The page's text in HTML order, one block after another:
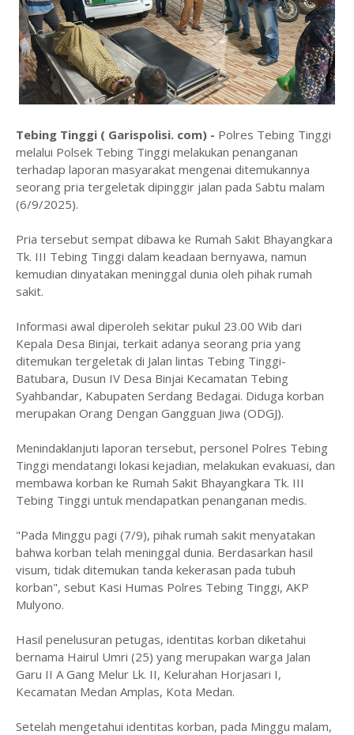
Tebing Tinggi ( Garispolisi. com) - Polres Tebing Tinggi
melalui Polsek Tebing Tinggi melakukan penanganan
terhadap laporan masyarakat mengenai ditemukannya
seorang pria tergeletak dipinggir jalan pada Sabtu malam
(6/9/2025).
Pria tersebut sempat dibawa ke Rumah Sakit Bhayangkara
Tk. III Tebing Tinggi dalam keadaan bernyawa, namun
kemudian dinyatakan meninggal dunia oleh pihak rumah
sakit.
Informasi awal diperoleh sekitar pukul 23.00 Wib dari
Kepala Desa Binjai, terkait adanya seorang pria yang
ditemukan tergeletak di Jalan lintas Tebing Tinggi-
Batubara, Dusun IV Desa Binjai Kecamatan Tebing
Syahbandar, Kabupaten Serdang Bedagai. Diduga korban
merupakan Orang Dengan Gangguan Jiwa (ODGJ).
Menindaklanjuti laporan tersebut, personel Polres Tebing
Tinggi mendatangi lokasi kejadian, melakukan evakuasi, dan
membawa korban ke Rumah Sakit Bhayangkara Tk. III
Tebing Tinggi untuk mendapatkan penanganan medis.
"Pada Minggu pagi (7/9), pihak rumah sakit menyatakan
bahwa korban telah meninggal dunia. Berdasarkan hasil
visum, tidak ditemukan tanda kekerasan pada tubuh
korban", sebut Kasi Humas Polres Tebing Tinggi, AKP
Mulyono.
Hasil penelusuran petugas, identitas korban diketahui
bernama Hairul Umri (25) yang merupakan warga Jalan
Garu II A Gang Melur Lk. II, Kelurahan Horjasari I,
Kecamatan Medan Amplas, Kota Medan.
Setelah mengetahui identitas korban, pada Minggu malam,